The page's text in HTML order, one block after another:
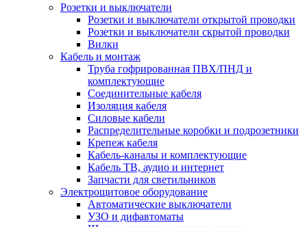
Розетки и выключатели
Розетки и выключатели открытой проводки
Розетки и выключатели скрытой проводки
Вилки
Кабель и монтаж
Труба гофрированная ПВХ/ПНД и
комплектующие
Соединительные кабеля
Изоляция кабеля
Силовые кабели
Распределительные коробки и подрозетники
Крепеж кабеля
Кабель-каналы и комплектующие
Кабель ТВ, аудио и интернет
Запчасти для светильников
Электрощитовое оборудование
Автоматические выключатели
УЗО и дифавтоматы